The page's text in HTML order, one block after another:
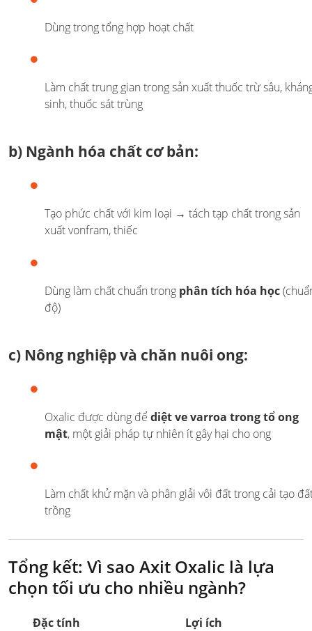
Dùng trong tổng hợp hoạt chất
Làm chất trung gian trong sản xuất thuốc trừ sâu,
sinh, thuốc sát trùng
b) Ngành hóa chất cơ bản:
Tạo phức chất với kim loại → tách tạp chất trong sản
xuất vonfram, thiếc
Dùng làm chất chuẩn trong phân tích hóa học
độ)
c) Nông nghiệp và chăn nuôi ong:
Oxalic được dùng để diệt ve varroa trong tổ ong
mật, một giải pháp tự nhiên ít gây hại cho ong
Làm chất khử mặn và phân giải vôi đất trong cải tạo
trồng
Tổng kết: Vì sao Axit Oxalic là lựa
chọn tối ưu cho nhiều ngành?
Đặc tính Lợi ích